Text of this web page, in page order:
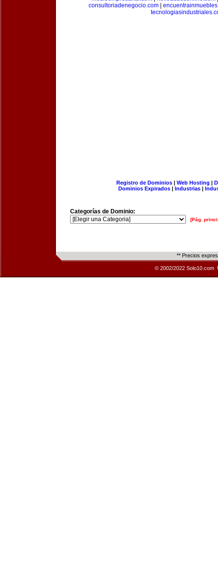
consultoriadenegocio.com|
Registro de Dominios| Web Hosting |
Dominios Expirados | Industrias |
Categorías de Dominio:
[Pág.
** Precios
© 2002/2022 Solo10.com